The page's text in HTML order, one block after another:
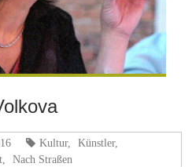
Kultur, Künstler,
Nach Straßen